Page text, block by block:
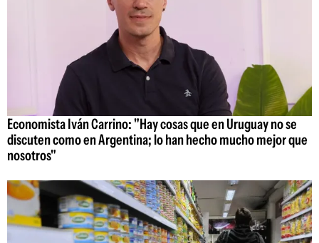
Economista Iván Carrino: "Hay cosas que en Uruguay no se
discuten como en Argentina; lo han hecho mucho mejor que
nosotros"